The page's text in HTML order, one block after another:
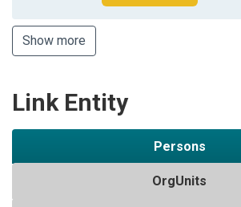
Show more
Link Entity
Persons
OrgUnits